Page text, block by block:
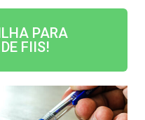
PARA
FIIS!